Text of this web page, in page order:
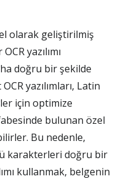
olarak geliştirilmiş
yazılımı
doğru bir şekilde
yazılımları, Latin
için optimize
bulunan özel
Bu nedenle,
karakterleri doğru bir
kullanmak, belgenin